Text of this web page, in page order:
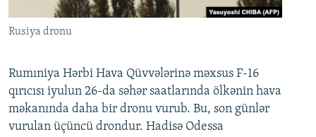
Rusiya dronu
Rumıniya Hərbi Hava Qüvvələrinə məxsus F-16
qırıcısı iyulun 26-da səhər saatlarında ölkənin hava
məkanında daha bir dronu vurub. Bu, son günlər
vurulan üçüncü drondur. Hadisə Odessa